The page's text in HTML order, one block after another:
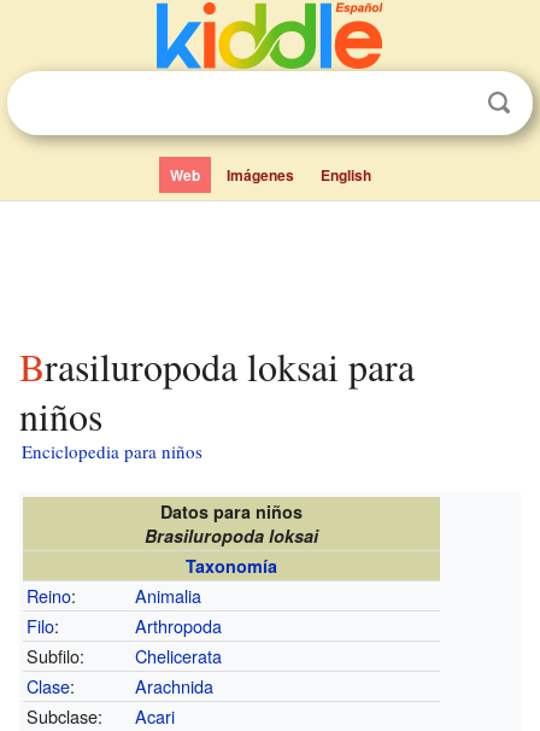
Web Imágenes English
Brasiluropoda loksai para
niños
Enciclopedia para niños
Datos para niños
Brasiluropoda loksai
Taxonomía
Reino:
Animalia
Filo:
Arthropoda
Subfilo:
Chelicerata
Clase:
Arachnida
Subclase:
Acari